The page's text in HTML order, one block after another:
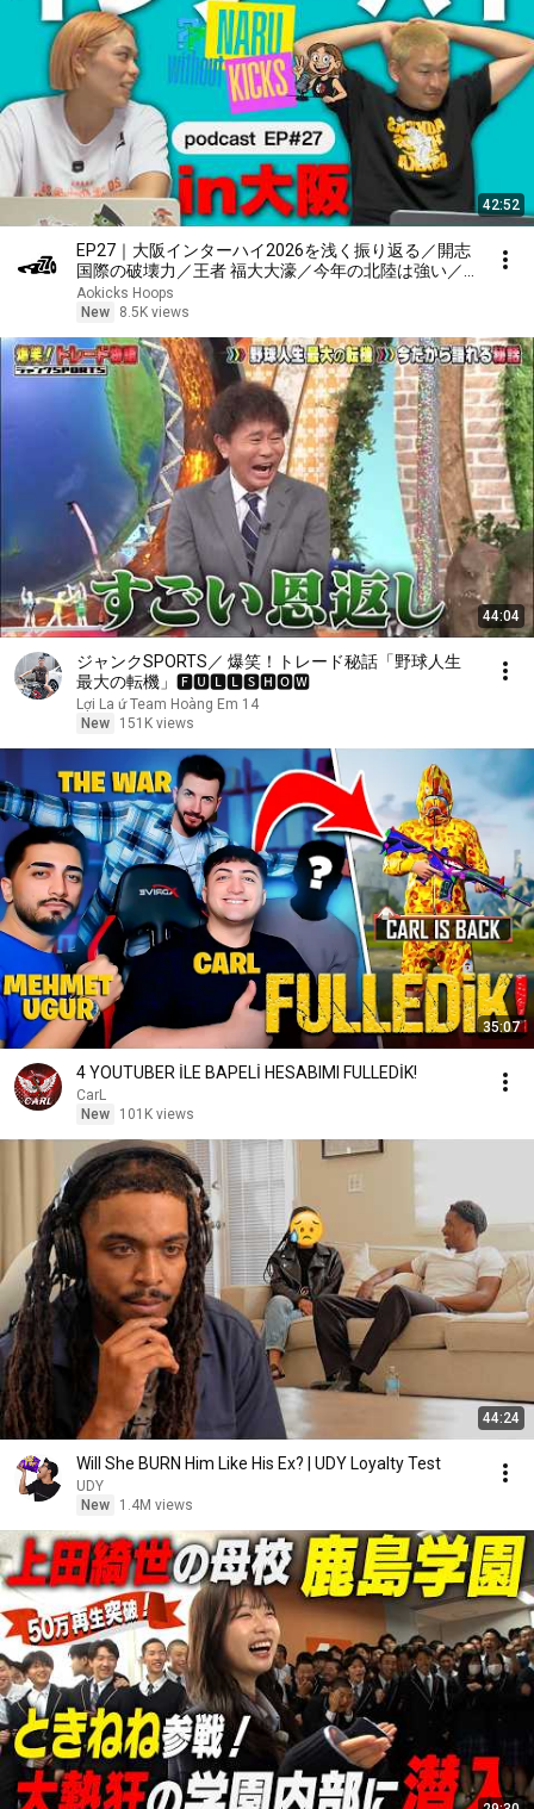
42:52
EP27｜大阪インターハイ2026を浅く振り返る／開志
国際の破壊力／王者 福大大濠／今年の北陸は強い／
優勝候補を焦らせた福井工大／桜花VS東海大福岡／
薫英VS京都精華／強豪が強豪として勝ち続ける理由
Aokicks Hoops
New
8.5K views
44:04
ジャンクSPORTS／ 爆笑！トレード秘話「野球人生
最大の転機」🅵🆄🅻🅻🆂🅷🅾🆆
Lợi La ứ Team Hoàng Em 14
New
151K views
35:07
4 YOUTUBER İLE BAPELİ HESABIMI FULLEDİK!
CarL
New
101K views
44:24
Will She BURN Him Like His Ex? | UDY Loyalty Test
UDY
New
1.4M views